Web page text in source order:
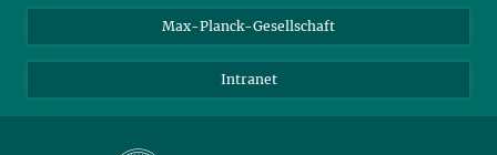
Schulen
Studierende
YouTube
Max-Planck-Gesellschaft
Intranet